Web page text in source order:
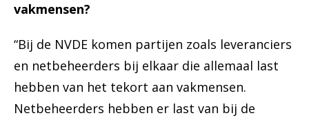
vakmensen?
“Bij de NVDE komen partijen zoals leveranciers
en netbeheerders bij elkaar die allemaal last
hebben van het tekort aan vakmensen.
Netbeheerders hebben er last van bij de